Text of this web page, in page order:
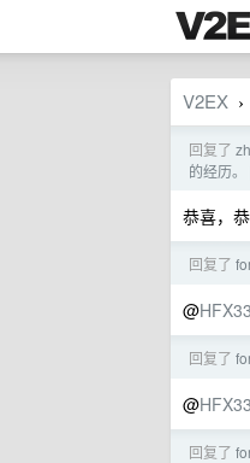
V2EX ›
回复了
的经历
恭喜，
回复了
@
回复了
@
回复了